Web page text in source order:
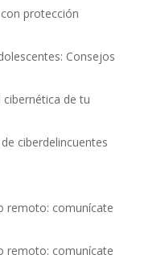
protección
Consejos
de tu
ciberdelincuentes
remoto: comunícate
remoto: comunícate